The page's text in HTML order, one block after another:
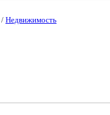
/ Недвижимость